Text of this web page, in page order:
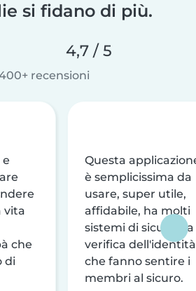
si fidano di più.
4,7 / 5
recensioni
vita
che
di
Questa
è semplicissima da
usare, super utile,
affidabile, ha molti
sistemi di sicurezza
verifica dell'identità
che fanno sentire i
membri al sicuro.